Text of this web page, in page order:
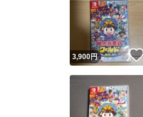
3,900円